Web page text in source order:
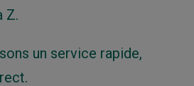
Z.
un service rapide,